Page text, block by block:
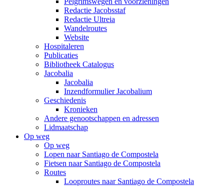
Redactie Jacobsstaf
Redactie Ultreia
Wandelroutes
Website
Hospitaleren
Publicaties
Bibliotheek Catalogus
Jacobalia
Jacobalia
Inzendformulier Jacobalium
Geschiedenis
Kronieken
Andere genootschappen en adressen
Lidmaatschap
Op weg
Op weg
Lopen naar Santiago de Compostela
Fietsen naar Santiago de Compostela
Routes
Looproutes naar Santiago de Compostela